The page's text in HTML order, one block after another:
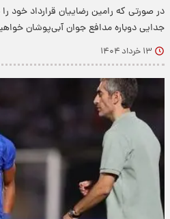
در صورتی که رامین رضاییان قرارداد خود
جدایی دوباره مدافع جوان آبی‌پوشان
۱۳ خرداد ۱۴۰۴